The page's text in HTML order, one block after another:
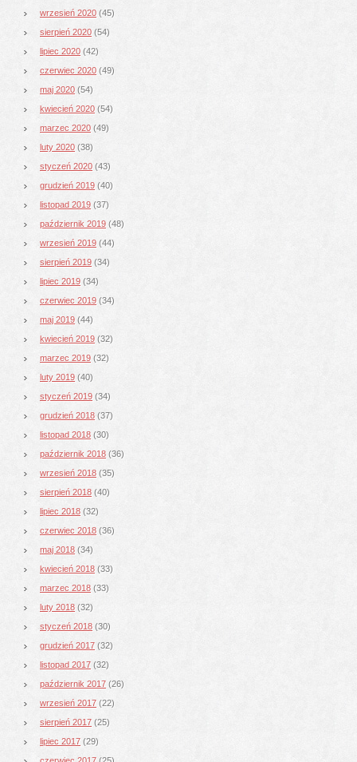
wrzesień 2020 (45)
sierpień 2020 (54)
lipiec 2020 (42)
czerwiec 2020 (49)
maj 2020 (54)
kwiecień 2020 (54)
marzec 2020 (49)
luty 2020 (38)
styczeń 2020 (43)
grudzień 2019 (40)
listopad 2019 (37)
październik 2019 (48)
wrzesień 2019 (44)
sierpień 2019 (34)
lipiec 2019 (34)
czerwiec 2019 (34)
maj 2019 (44)
kwiecień 2019 (32)
marzec 2019 (32)
luty 2019 (40)
styczeń 2019 (34)
grudzień 2018 (37)
listopad 2018 (30)
październik 2018 (36)
wrzesień 2018 (35)
sierpień 2018 (40)
lipiec 2018 (32)
czerwiec 2018 (36)
maj 2018 (34)
kwiecień 2018 (33)
marzec 2018 (33)
luty 2018 (32)
styczeń 2018 (30)
grudzień 2017 (32)
listopad 2017 (32)
październik 2017 (26)
wrzesień 2017 (22)
sierpień 2017 (25)
lipiec 2017 (29)